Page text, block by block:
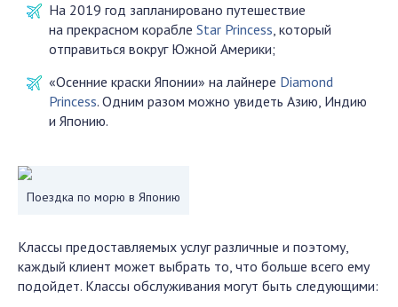
На 2019 год запланировано путешествие
на прекрасном корабле Star Princess, который
отправиться вокруг Южной Америки;
«Осенние краски Японии» на лайнере Diamond
Princess. Одним разом можно увидеть Азию, Индию
и Японию.
Поездка по морю в Японию
Классы предоставляемых услуг различные и поэтому,
каждый клиент может выбрать то, что больше всего ему
подойдет. Классы обслуживания могут быть следующими: